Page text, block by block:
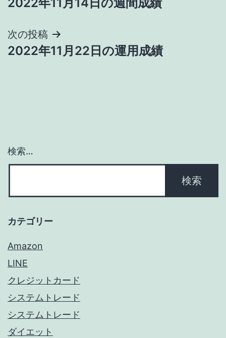
稿
ナ
ビ
ョ
次の投稿
2022年11月22日の運用成績
検索…
カテゴリー
Amazon
LINE
クレジットカード
システムトレード
システムトレード
ダイエット